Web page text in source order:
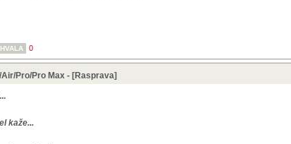
HVALA 0
Air/Pro/Pro Max - [Rasprava]
kaže...